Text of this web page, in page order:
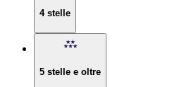
4 stelle
5 stelle e oltre